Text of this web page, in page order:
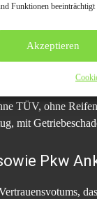
Funktionen beeinträchtigt
Akzeptieren
& schnell
für sein defektes
noch hohe
liegt darin,
TÜV, ohne
mit
Pkw